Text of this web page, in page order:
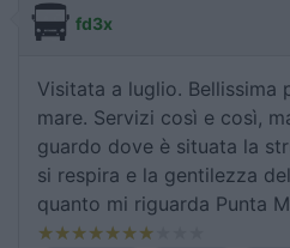
fd3x
Visitata a luglio. Bellissima
mare. Servizi così e così,
guardo dove è situata la
si respira e la gentilezza
quanto mi riguarda Punta